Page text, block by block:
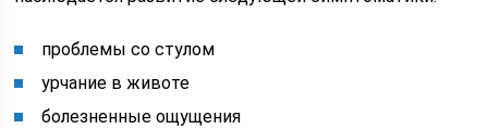
проблемы со стулом
урчание в животе
болезненные ощущения